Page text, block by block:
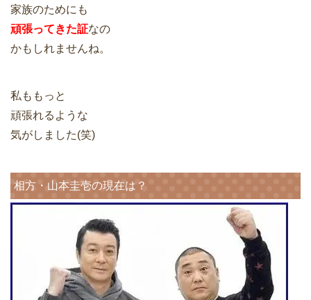
家族のためにも
頑張ってきた証なの
かもしれませんね。
私ももっと
頑張れるような
気がしました(笑)
相方・山本圭壱の現在は？